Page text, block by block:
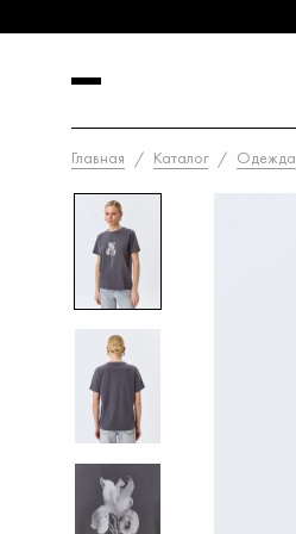
Главная
Каталог Одежда